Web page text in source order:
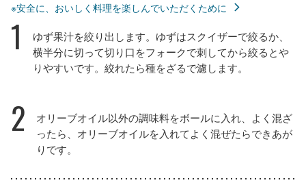
※安全に、おいしく料理を楽しんでいただくために
1
ゆず果汁を絞り出します。ゆずはスクイザーで絞るか、
横半分に切って切り口をフォークで刺してから絞るとや
りやすいです。絞れたら種をざるで濾します。
2
オリーブオイル以外の調味料をボールに入れ、よく混ざ
ったら、オリーブオイルを入れてよく混ぜたらできあが
りです。